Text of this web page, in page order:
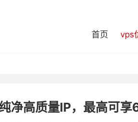
首页 vps
净高质量IP，最高可享